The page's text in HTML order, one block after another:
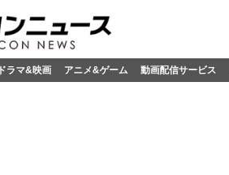
ドラマ&映画 アニメ&ゲーム 動画配信サービス